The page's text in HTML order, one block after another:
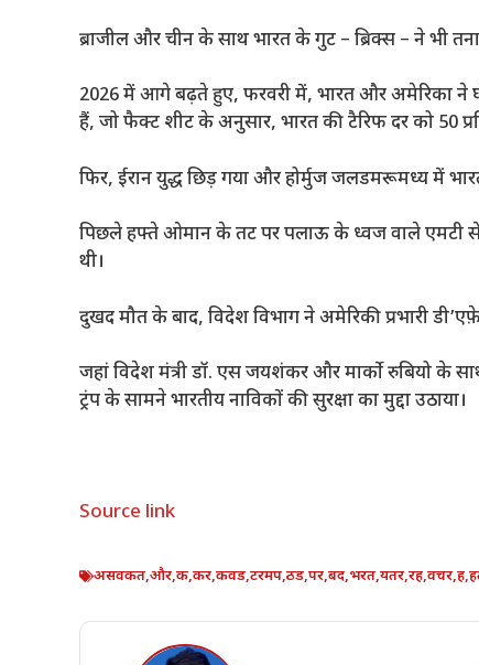
ब्राजील और चीन के साथ भारत के गुट – ब्रिक्स – ने भी
2026 में आगे बढ़ते हुए, फरवरी में, भारत और अमेरिका ने
हैं, जो फैक्ट शीट के अनुसार, भारत की टैरिफ दर को 50
फिर, ईरान युद्ध छिड़ गया और होर्मुज जलडमरूमध्य में
पिछले हफ्ते ओमान के तट पर पलाऊ के ध्वज वाले एमटी
थी।
दुखद मौत के बाद, विदेश विभाग ने अमेरिकी प्रभारी
जहां विदेश मंत्री डॉ. एस जयशंकर और मार्को रुबियो के साथ
ट्रंप के सामने भारतीय नाविकों की सुरक्षा का मुद्दा उठाया।
Source link
असवकत,और,क,कर,कवड,टरमप,ठड,पर,बद,भरत,यतर,रह,वचर,ह,